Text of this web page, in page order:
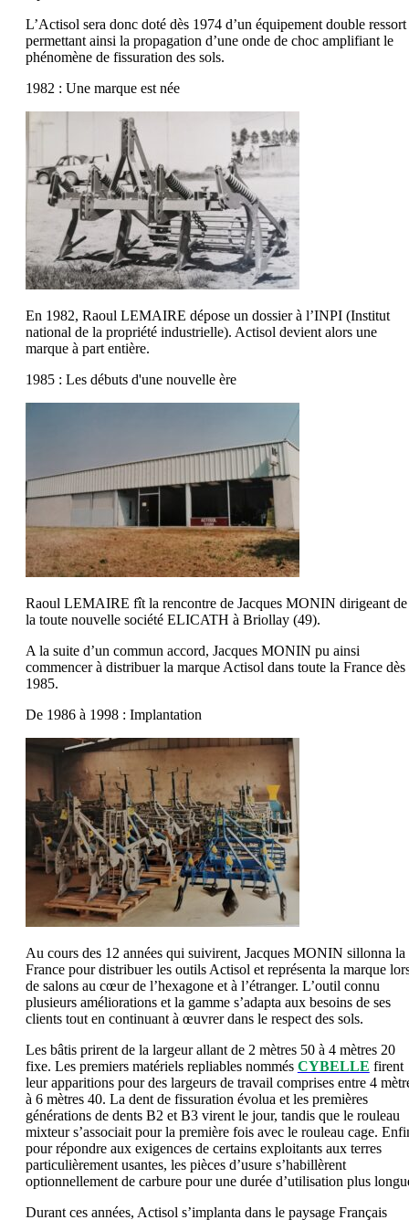
L’Actisol sera donc doté dès 1974 d’un équipement double ressort
permettant ainsi la propagation d’une onde de choc amplifiant le
phénomène de fissuration des sols.
1982 : Une marque est née
En 1982, Raoul LEMAIRE dépose un dossier à l’INPI (Institut
national de la propriété industrielle). Actisol devient alors une
marque à part entière.
1985 : Les débuts d'une nouvelle ère
Raoul LEMAIRE fît la rencontre de Jacques MONIN dirigeant de
la toute nouvelle société ELICATH à Briollay (49).
A la suite d’un commun accord, Jacques MONIN pu ainsi
commencer à distribuer la marque Actisol dans toute la France dès
1985.
De 1986 à 1998 : Implantation
Au cours des 12 années qui suivirent, Jacques MONIN sillonna la
France pour distribuer les outils Actisol et représenta la marque
de salons au cœur de l’hexagone et à l’étranger. L’outil connu
plusieurs améliorations et la gamme s’adapta aux besoins de ses
clients tout en continuant à œuvrer dans le respect des sols.
Les bâtis prirent de la largeur allant de 2 mètres 50 à 4 mètres 20
fixe. Les premiers matériels repliables nommés CYBELLE firent
leur apparitions pour des largeurs de travail comprises entre 4
à 6 mètres 40. La dent de fissuration évolua et les premières
générations de dents B2 et B3 virent le jour, tandis que le rouleau
mixteur s’associait pour la première fois avec le rouleau cage.
pour répondre aux exigences de certains exploitants aux terres
particulièrement usantes, les pièces d’usure s’habillèrent
optionnellement de carbure pour une durée d’utilisation plus
Durant ces années, Actisol s’implanta dans le paysage Français